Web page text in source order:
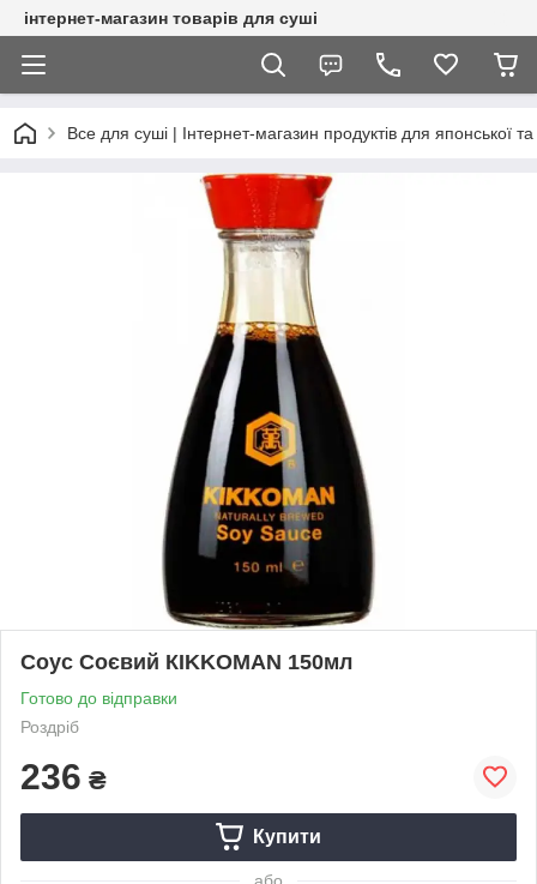
інтернет-магазин товарів для суші
Все для суші | Інтернет-магазин продуктів для японської та
Соус Соєвий КIKKOMAN 150мл
Готово до відправки
Роздріб
236 ₴
Купити
або